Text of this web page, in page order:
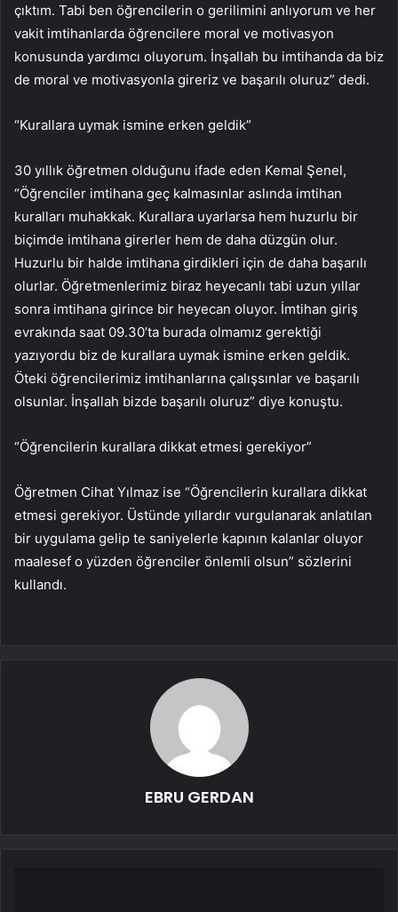
çıktım. Tabi ben öğrencilerin o gerilimini anlıyorum ve her
vakit imtihanlarda öğrencilere moral ve motivasyon
konusunda yardımcı oluyorum. İnşallah bu imtihanda da biz
de moral ve motivasyonla gireriz ve başarılı oluruz” dedi.
“Kurallara uymak ismine erken geldik”
30 yıllık öğretmen olduğunu ifade eden Kemal Şenel,
“Öğrenciler imtihana geç kalmasınlar aslında imtihan
kuralları muhakkak. Kurallara uyarlarsa hem huzurlu bir
biçimde imtihana girerler hem de daha düzgün olur.
Huzurlu bir halde imtihana girdikleri için de daha başarılı
olurlar. Öğretmenlerimiz biraz heyecanlı tabi uzun yıllar
sonra imtihana girince bir heyecan oluyor. İmtihan giriş
evrakında saat 09.30’ta burada olmamız gerektiği
yazıyordu biz de kurallara uymak ismine erken geldik.
Öteki öğrencilerimiz imtihanlarına çalışsınlar ve başarılı
olsunlar. İnşallah bizde başarılı oluruz” diye konuştu.
“Öğrencilerin kurallara dikkat etmesi gerekiyor”
Öğretmen Cihat Yılmaz ise “Öğrencilerin kurallara dikkat
etmesi gerekiyor. Üstünde yıllardır vurgulanarak anlatılan
bir uygulama gelip te saniyelerle kapının kalanlar oluyor
maalesef o yüzden öğrenciler önlemli olsun” sözlerini
kullandı.
EBRU GERDAN